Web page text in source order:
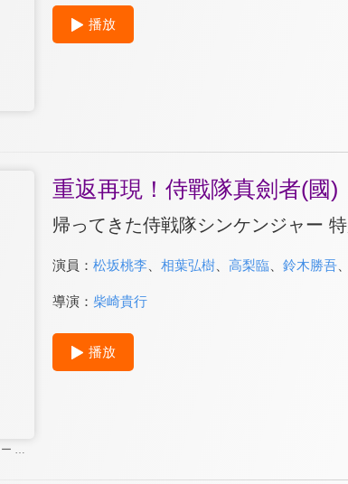
播放
帰ってきた侍戦隊シンケンジャー 特別幕
重返再現！侍戰隊真劍者(國)
帰ってきた侍戦隊シンケンジャー
演員： 松坂桃李 相葉弘樹、 高梨臨、 鈴木勝吾、
導演： 柴崎貴行
播放